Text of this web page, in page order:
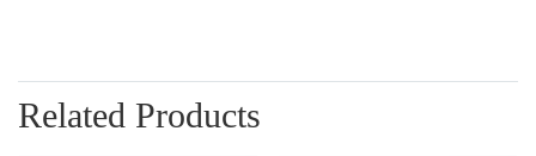
Related Products